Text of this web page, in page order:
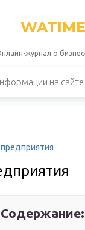
WATIME
журнал о
Содержание: